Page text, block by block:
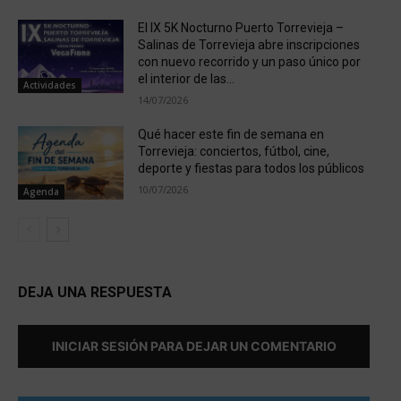
Actividades
El IX 5K Nocturno Puerto Torrevieja –
Salinas de Torrevieja abre inscripciones
con nuevo recorrido y un paso único por
el interior de las...
14/07/2026
Agenda
Qué hacer este fin de semana en
Torrevieja: conciertos, fútbol, cine,
deporte y fiestas para todos los públicos
10/07/2026
DEJA UNA RESPUESTA
INICIAR SESIÓN PARA DEJAR UN COMENTARIO